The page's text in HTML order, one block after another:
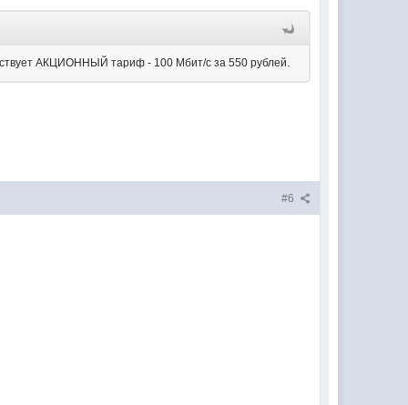
АКЦИОННЫЙ тариф - 100 Мбит/с за 550 рублей.
#6